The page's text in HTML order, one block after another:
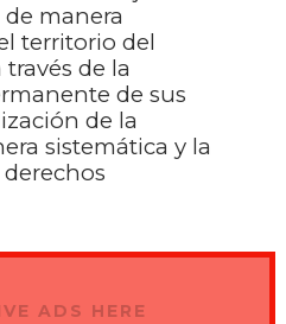
manera
territorio del
de la
de sus
de la
sistemática y la
ADS HERE